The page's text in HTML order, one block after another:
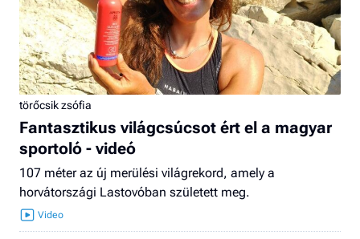
törőcsik zsófia
Fantasztikus világcsúcsot ért el a magyar
sportoló - videó
107 méter az új merülési világrekord, amely a
horvátországi Lastovóban született meg.